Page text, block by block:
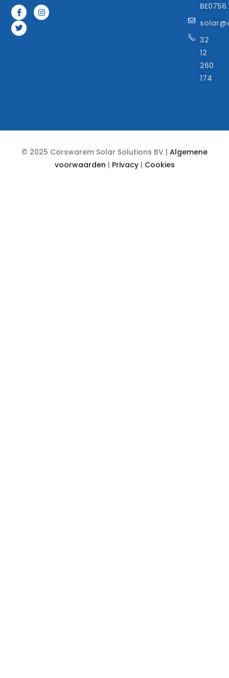
32
12
260
174
© 2025 Corswarem Solar Solutions BV | Algemene
voorwaarden | Privacy| Cookies